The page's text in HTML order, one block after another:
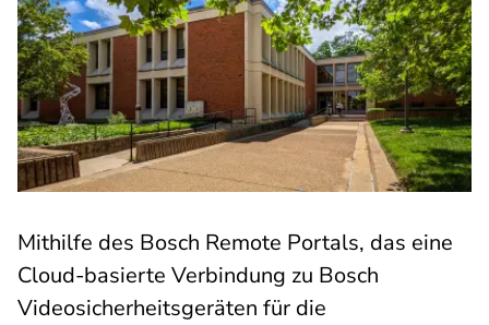
Mithilfe des Bosch Remote Portals, das eine
Cloud-basierte Verbindung zu Bosch
Videosicherheitsgeräten für die